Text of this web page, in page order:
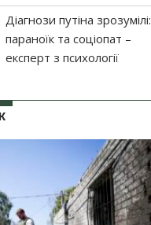
Діагнози путіна зрозумілі:
параноїк та соціопат –
експерт з психології